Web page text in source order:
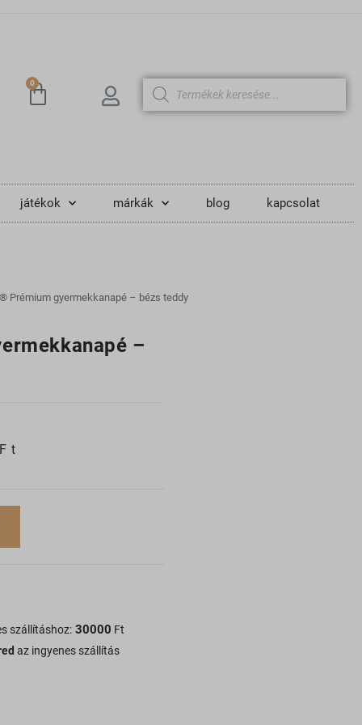
0
játékok márkák blog kapcsolat
Prémium gyermekkanapé – bézs teddy
–
Ft
szállításhoz: 30000 Ft
az ingyenes szállítás